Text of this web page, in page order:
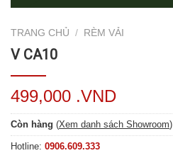
TRANG CHỦ / RÈM VẢI
V CA10
499,000 .VND
Còn hàng (Xem danh sách Showroom)
Hotline: 0906.609.333